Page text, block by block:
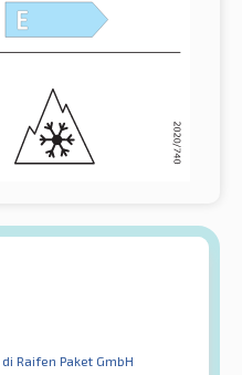
di Raifen Paket GmbH